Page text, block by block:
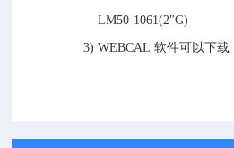
LM50-1061(2"G)
3) WEBCAL 软件可以下载